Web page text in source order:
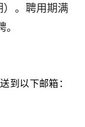
。聘用期满
到以下邮箱：